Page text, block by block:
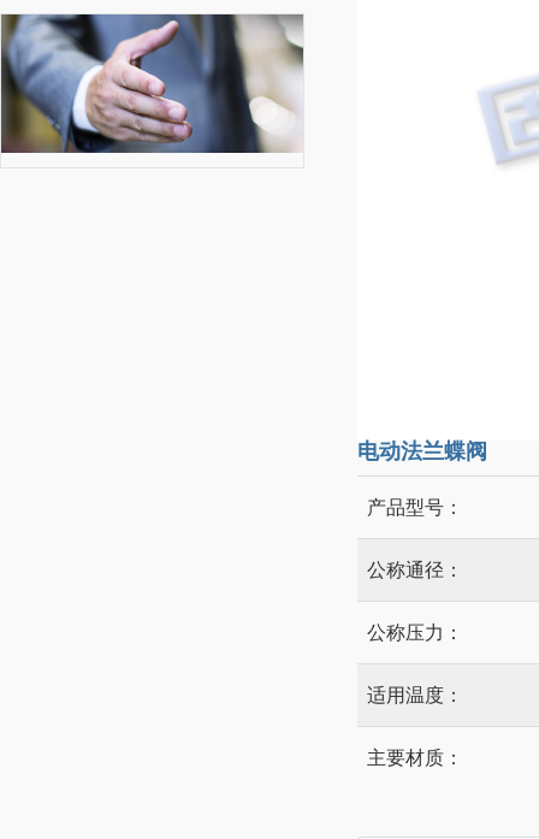
电动法兰蝶阀
产品型号：
公称通径：
公称压力：
适用温度：
主要材质：